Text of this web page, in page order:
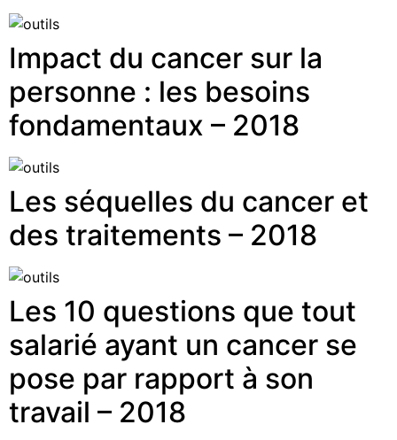
Impact du cancer sur la
personne : les besoins
fondamentaux – 2018
Les séquelles du cancer et
des traitements – 2018
Les 10 questions que tout
salarié ayant un cancer se
pose par rapport à son
travail – 2018